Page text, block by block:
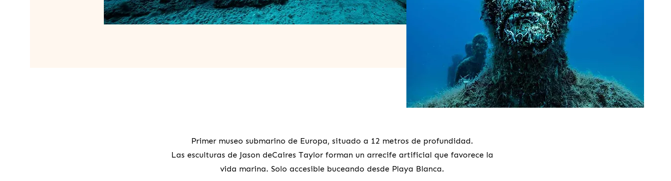
Primer museo submarino de Europa, situado a 12 metros de profundidad.
Las esculturas de Jason deCaires Taylor forman un arrecife artificial que favorece la
vida marina. Solo accesible buceando desde Playa Blanca.